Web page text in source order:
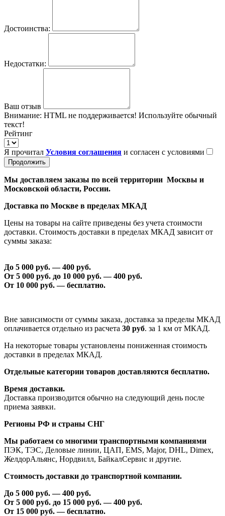
Достоинства:
Недостатки:
Ваш отзыв
Внимание: HTML не поддерживается! Используйте обычный
текст!
Рейтинг
Я прочитал Условия соглашения и согласен с условиями
Продолжить
Мы доставляем заказы по всей территории Москвы и
Московской области, России.
Доставка по Москве в пределах МКАД
Цены на товары на сайте приведены без учета стоимости
доставки. Стоимость доставки в пределах МКАД зависит от
суммы заказа:
До 5 000 руб. —400 руб.
От 5 000 руб. до 10 000 руб. —400 руб.
От 10 000 руб. — бесплатно.
Вне зависимости от суммы заказа, доставка за пределы МКАД
оплачивается отдельно из расчета 30 руб. за 1 км от МКАД.
На некоторые товары установлены пониженная стоимость
доставки в пределах МКАД.
Отдельные категории товаров доставляются бесплатно.
Время доставки.
Доставка производится обычно на следующий день после
приема заявки.
Регионы РФ и страны СНГ
Мы работаем со многими транспортными компаниями
ПЭК, ТЭС, Деловые линии, ЦАП, EMS, Major, DHL, Dimex,
ЖелдорАльянс, Нордвилл, БайкалСервис и другие.
Стоимость доставки до транспортной компании.
До 5 000 руб. —400 руб.
От 5 000 руб. до 15 000 руб. —400 руб.
От 15 000 руб. — бесплатно.